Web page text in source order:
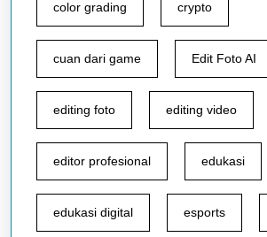
color grading crypto
cuan dari game Edit Foto AI
editing foto editing video
editor profesional edukasi
edukasi digital esports